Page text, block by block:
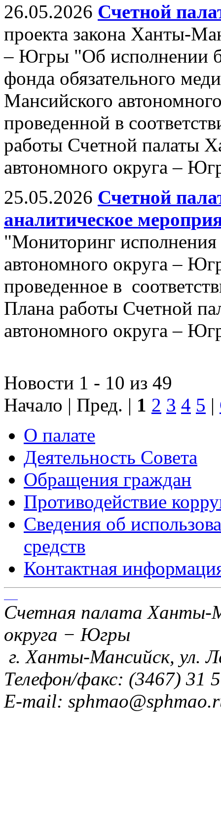
26.05.2026 Счетной
проекта закона Ханты-
– Югры "Об исполнении
фонда обязательного
Мансийского
проведенной в
работы Счетной палаты
автономного округа –
25.05.2026 Счетной
аналитическое
"Мониторинг
автономного округа –
проведенное в
Плана работы Счетной
автономного округа –
Новости 1 - 10 из 49
Начало | Пред. | 1 2 3 4 5 |
О палате
Деятельность Совета
Обращения граждан
Противодействие
Сведения об
средств
Контактная
Счетная палата Ханты-
округа − Югры
г. Ханты-Мансийск, ул.
Телефон/факс: (3467) 31
E-mail: